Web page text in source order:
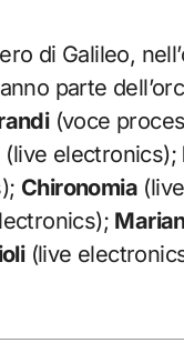
di Galileo,
parte
(voce
(live electronics);
Chironomia
(live